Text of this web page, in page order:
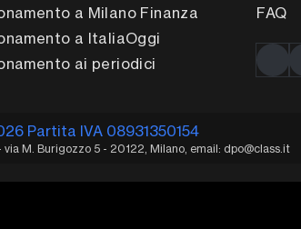
a Milano Finanza
a ItaliaOggi
ai periodici
FAQ
Partita IVA 08931350154
M. Burigozzo 5 - 20122, Milano, email: dpo@class.it